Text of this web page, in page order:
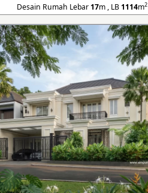
Desain Rumah Lebar 17m , LB 1114m2